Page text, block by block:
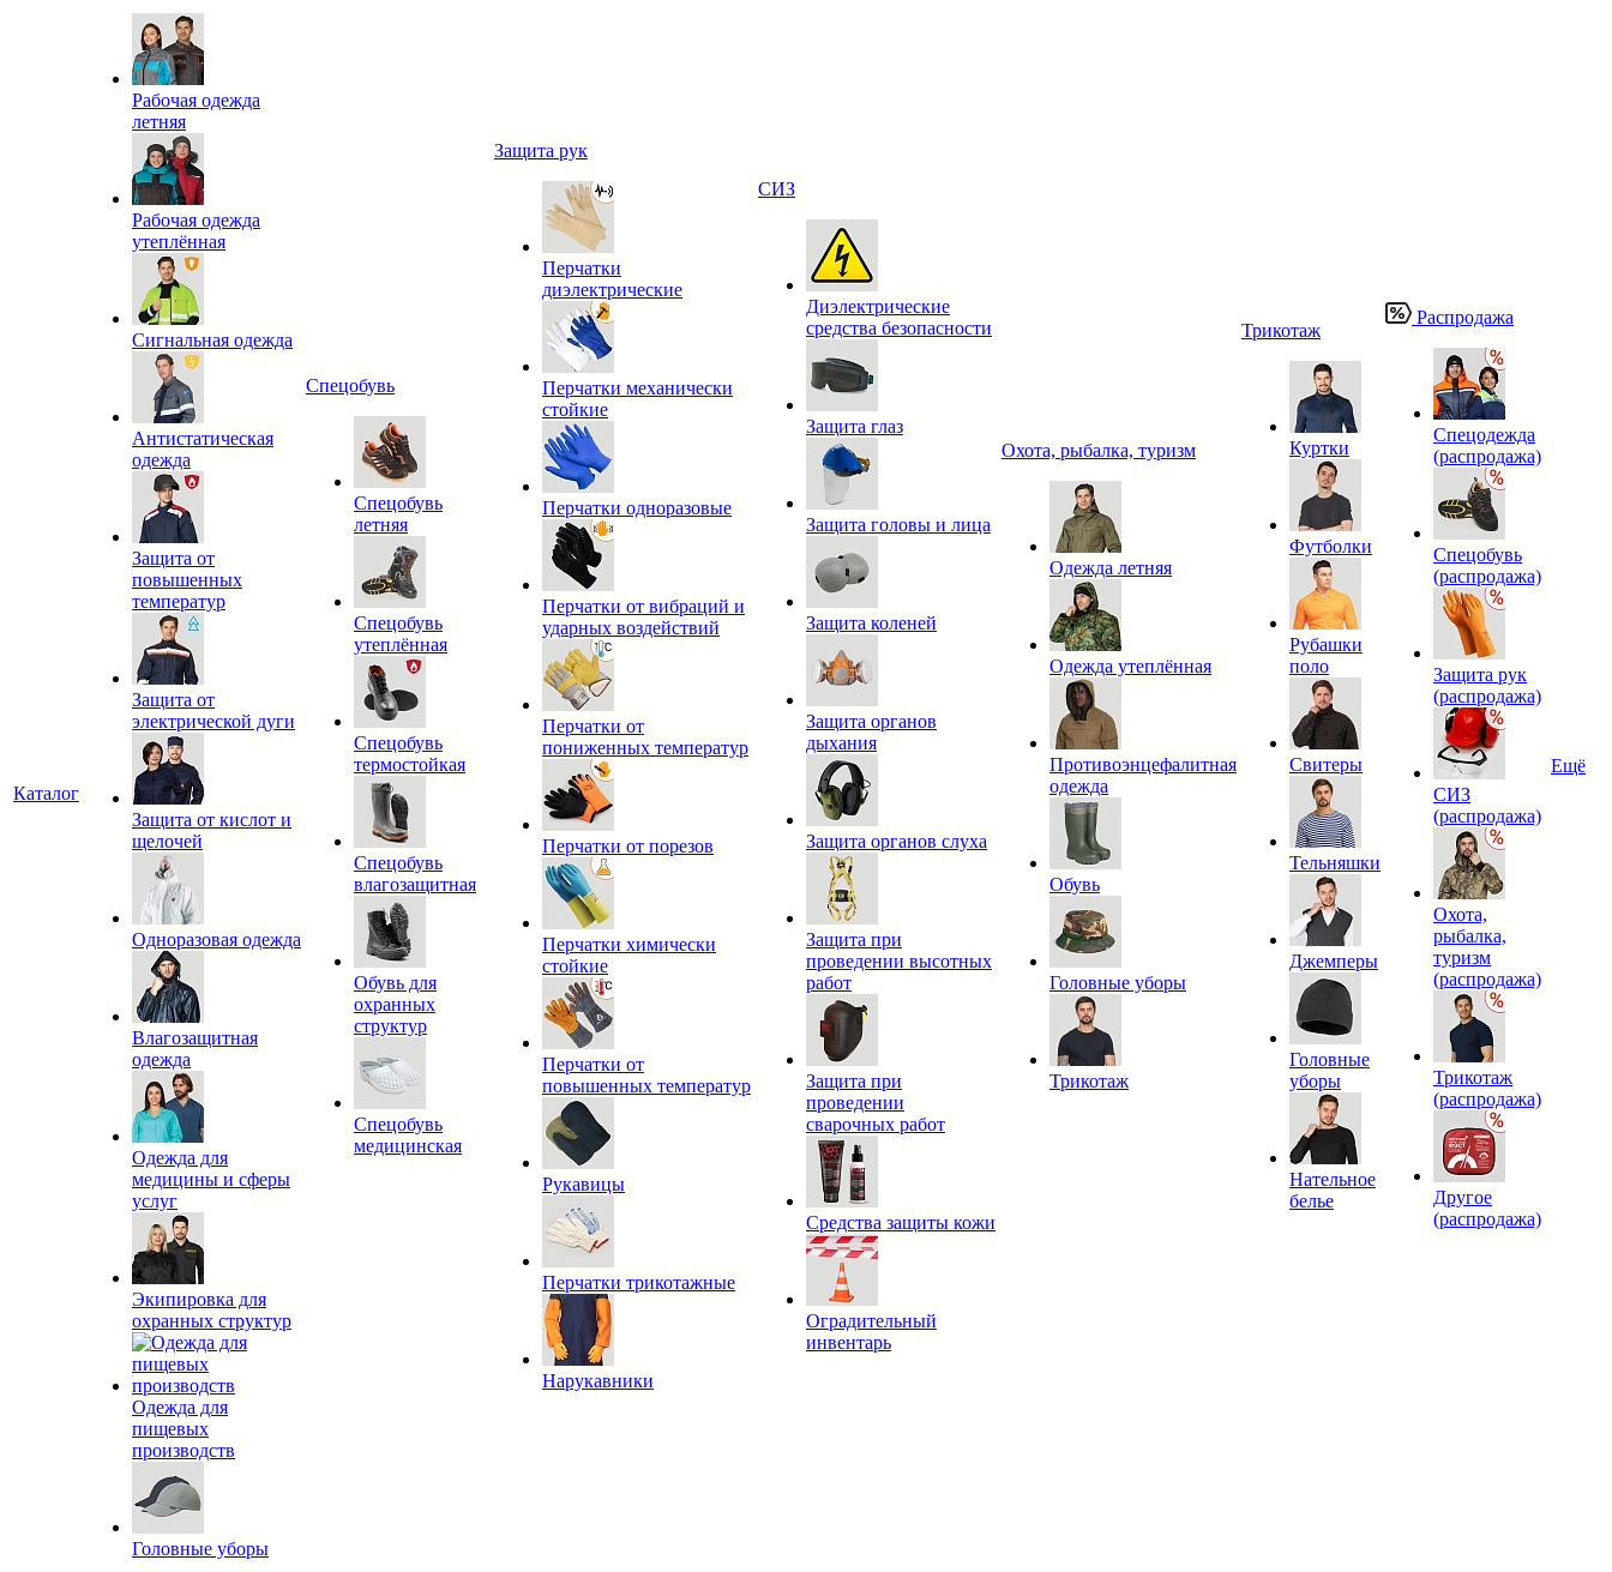
Каталог
Рабочая одежда
летняя
Рабочая одежда
утеплённая
Сигнальная одежда
Антистатическая
одежда
Защита от
повышенных
температур
Защита от
электрической дуги
Защита от кислот и
щелочей
Одноразовая одежда
Влагозащитная
одежда
Одежда для
медицины и сферы
услуг
Экипировка для
охранных структур
Одежда для
пищевых
производств
Головные уборы
Спецобувь
Спецобувь
летняя
Спецобувь
утеплённая
Спецобувь
термостойкая
Спецобувь
влагозащитная
Обувь для
охранных
структур
Спецобувь
медицинская
Защита рук
Перчатки
диэлектрические
Перчатки механически
стойкие
Перчатки одноразовые
Перчатки от вибраций и
ударных воздействий
Перчатки от
пониженных температур
Перчатки от порезов
Перчатки химически
стойкие
Перчатки от
повышенных температур
Рукавицы
Перчатки трикотажные
Нарукавники
СИЗ
Диэлектрические
средства безопасности
Защита глаз
Защита головы и лица
Защита коленей
Защита органов
дыхания
Защита органов слуха
Защита при
проведении высотных
работ
Защита при
проведении
сварочных работ
Средства защиты кожи
Оградительный
инвентарь
Охота, рыбалка, туризм
Одежда летняя
Одежда утеплённая
Противоэнцефалитная
одежда
Обувь
Головные уборы
Трикотаж
Трикотаж
Куртки
Футболки
Рубашки
поло
Свитеры
Тельняшки
Джемперы
Головные
уборы
Нательное
белье
Распродажа
Спецодежда
(распродажа)
Спецобувь
(распродажа)
Защита рук
(распродажа)
СИЗ
(распродажа)
Охота,
рыбалка,
туризм
(распродажа)
Трикотаж
(распродажа)
Другое
(распродажа)
Ещё